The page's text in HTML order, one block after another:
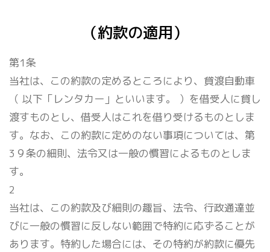
（約款の適用）
第1条
当社は、この約款の定めるところにより、貸渡自動車
（ 以下「レンタカー」といいます。 ）を借受人に貸し
渡すものとし、借受人はこれを借り受けるものとしま
す。なお、この約款に定めのない事項については、第
3９条の細則、法令又は一般の慣習によるものとしま
す。
2
当社は、この約款及び細則の趣旨、法令、行政通達並
びに一般の慣習に反しない範囲で特約に応ずることが
あります。特約した場合には、その特約が約款に優先